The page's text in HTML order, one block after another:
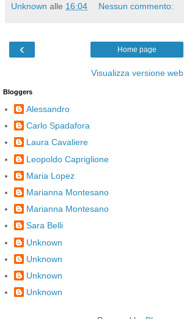
Unknown alle 16:04 Nessun commento:
‹ Home page
Visualizza versione web
Bloggers
Alessandro
Carlo Spadafora
Laura Cavaliere
Leopoldo Capriglione
Maria Lopez
Marianna Montesano
Marianna Montesano
Sara Belli
Unknown
Unknown
Unknown
Unknown